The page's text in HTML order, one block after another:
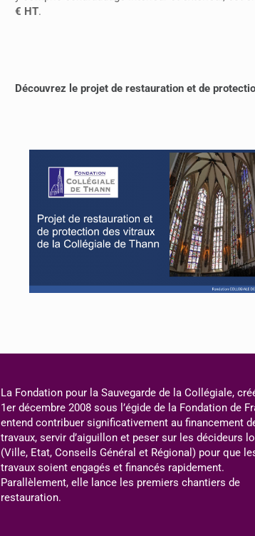
€ HT.
Découvrez le projet de restauration et de
La Fondation pour la Sauvegarde de la Collégiale,
1er décembre 2008 sous l’égide de la Fondation de
entend contribuer significativement au financement
travaux, servir d’aiguillon et peser sur les décideurs
(Ville, Etat, Conseils Général et Régional) pour que
travaux soient engagés et financés rapidement.
Parallèlement, elle lance les premiers chantiers de
restauration.